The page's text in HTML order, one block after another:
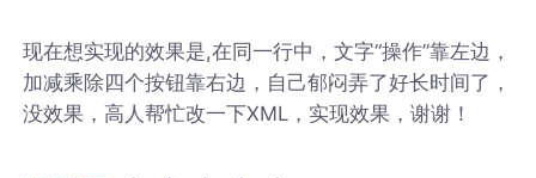
现在想实现的效果是,在同一行中，文字“操作”靠左边，
加减乘除四个按钮靠右边，自己郁闷弄了好长时间了，
没效果，高人帮忙改一下XML，实现效果，谢谢！